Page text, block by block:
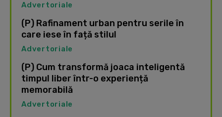
Advertoriale
(P) Rafinament urban pentru serile în
care iese în față stilul
Advertoriale
(P) Cum transformă joaca inteligentă
timpul liber într-o experiență
memorabilă
Advertoriale